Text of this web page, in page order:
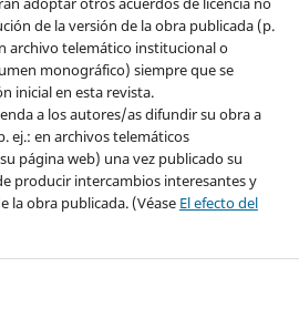
de la versión de la obra publicada (p.
archivo telemático institucional o
monográfico) siempre que se
inicial en esta revista.
a los autores/as difundir su obra a
ej.: en archivos telemáticos
página web) una vez publicado su
producir intercambios interesantes y
la obra publicada. (Véase El efecto del